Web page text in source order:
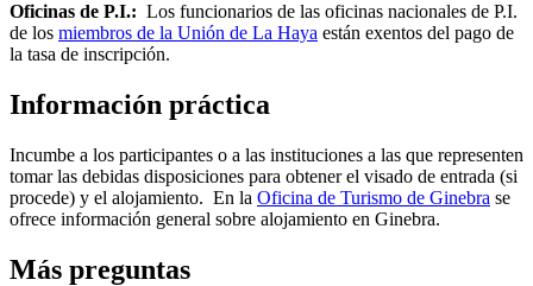
Oficinas de P.I.: Los funcionarios de las oficinas nacionales de P.I.
de los miembros de la Unión de La Haya están exentos del pago de
la tasa de inscripción.
Información práctica
Incumbe a los participantes o a las instituciones a las que representen
tomar las debidas disposiciones para obtener el visado de entrada (si
procede) y el alojamiento. En la Oficina de Turismo de Ginebra se
ofrece información general sobre alojamiento en Ginebra.
Más preguntas